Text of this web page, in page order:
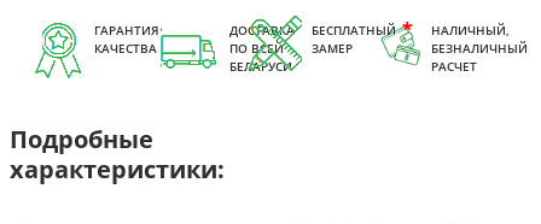
ГАРАНТИЯ
КАЧЕСТВА
ДОСТАВКА
ПО ВСЕЙ
БЕЛАРУСИ
БЕСПЛАТНЫЙ
ЗАМЕР
НАЛИЧНЫЙ,
БЕЗНАЛИЧНЫЙ
РАСЧЕТ
Подробные
характеристики: